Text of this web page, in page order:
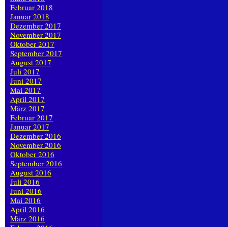
Februar 2018
Januar 2018
Dezember 2017
November 2017
Oktober 2017
September 2017
August 2017
Juli 2017
Juni 2017
Mai 2017
April 2017
März 2017
Februar 2017
Januar 2017
Dezember 2016
November 2016
Oktober 2016
September 2016
August 2016
Juli 2016
Juni 2016
Mai 2016
April 2016
März 2016